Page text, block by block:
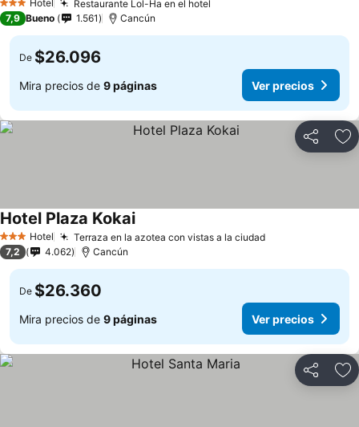
3 Estrellas
Hotel Restaurante Lol-Ha en el hotel
7,9 Bueno 1.561 Cancún
De $26.096
Mira precios de 9 páginas Ver precios
Compartir
3 Estrellas
Hotel Terraza en la azotea con vistas a la ciudad
Hotel Plaza Kokai
7,2 4.062 Cancún
De $26.360
Mira precios de 9 páginas Ver precios
Compartir